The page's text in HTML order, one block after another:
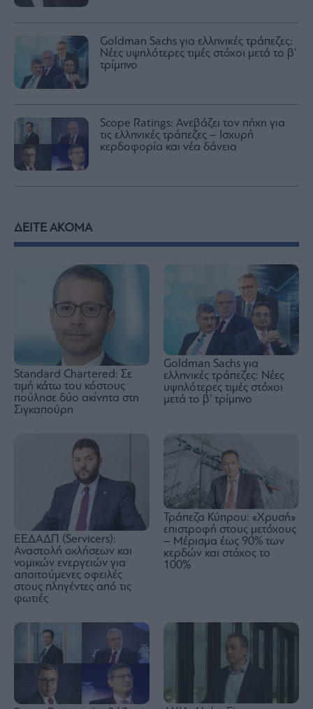
Goldman Sachs για ελληνικές τράπεζες:
Νέες υψηλότερες τιμές στόχοι μετά το β’
τρίμηνο
Scope Ratings: Ανεβάζει τον πήχη για
τις ελληνικές τράπεζες – Ισχυρή
κερδοφορία και νέα δάνεια
ΔΕΙΤΕ ΑΚΟΜΑ
Standard Chartered: Σε
τιμή κάτω του κόστους
πούλησε δύο ακίνητα στη
Σιγκαπούρη
Goldman Sachs για
ελληνικές τράπεζες: Νέες
υψηλότερες τιμές στόχοι
μετά το β’ τρίμηνο
ΕΕΔΑΔΠ (Servicers):
Αναστολή οχλήσεων και
νομικών ενεργειών για
απαιτούμενες οφειλές
στους πληγέντες από τις
φωτιές
Τράπεζα Κύπρου: «Χρυσή»
επιστροφή στους μετόχους
– Μέρισμα έως 90% των
κερδών και στόχος το
100%